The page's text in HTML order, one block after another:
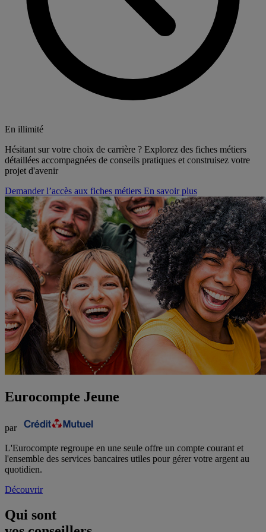
En illimité
Hésitant sur votre choix de carrière ? Explorez des fiches métiers
détaillées accompagnées de conseils pratiques et construisez votre
projet d'avenir
Demander l’accès aux fiches métiers En savoir plus
Eurocompte Jeune
par
L'Eurocompte regroupe en une seule offre un compte courant et
l'ensemble des services bancaires utiles pour gérer votre argent au
quotidien.
Découvrir
Qui sont